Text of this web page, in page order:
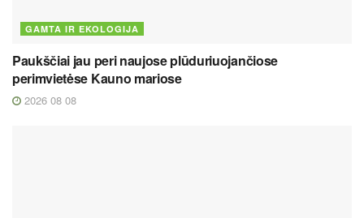
GAMTA IR EKOLOGIJA
Paukščiai jau peri naujose plūduriuojančiose
perimvietėse Kauno mariose
2026 08 08